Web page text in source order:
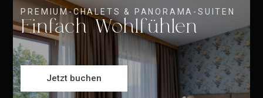
PREMIUM-CHALETS & PANORAMA-SUITEN
Einfach Wohlfühlen
Jetzt buchen